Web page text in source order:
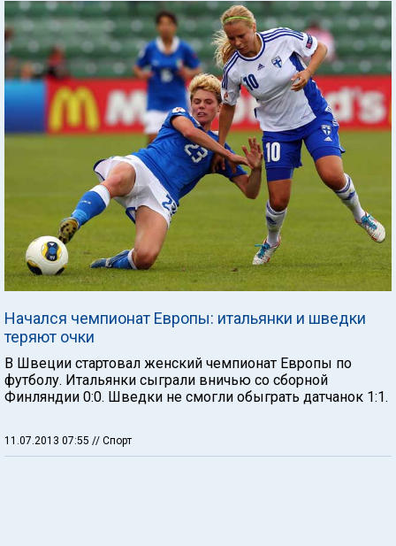
Начался чемпионат Европы: итальянки и шведки
теряют очки
В Швеции стартовал женский чемпионат Европы по
футболу. Итальянки сыграли вничью со сборной
Финляндии 0:0. Шведки не смогли обыграть датчанок 1:1.
11.07.2013 07:55 // Спорт